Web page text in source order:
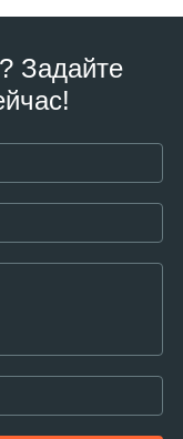
Задайте